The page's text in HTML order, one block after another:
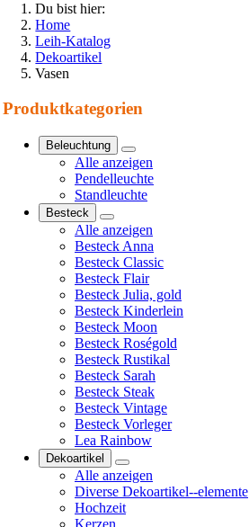
Du bist hier:
Home
Leih-Katalog
Dekoartikel
Vasen
Produkt­kategorien
Beleuchtung
Alle anzeigen
Pendelleuchte
Standleuchte
Besteck
Alle anzeigen
Besteck Anna
Besteck Classic
Besteck Flair
Besteck Julia, gold
Besteck Kinderlein
Besteck Moon
Besteck Roségold
Besteck Rustikal
Besteck Sarah
Besteck Steak
Besteck Vintage
Besteck Vorleger
Lea Rainbow
Dekoartikel
Alle anzeigen
Diverse Dekoartikel--elemente
Hochzeit
Kerzen